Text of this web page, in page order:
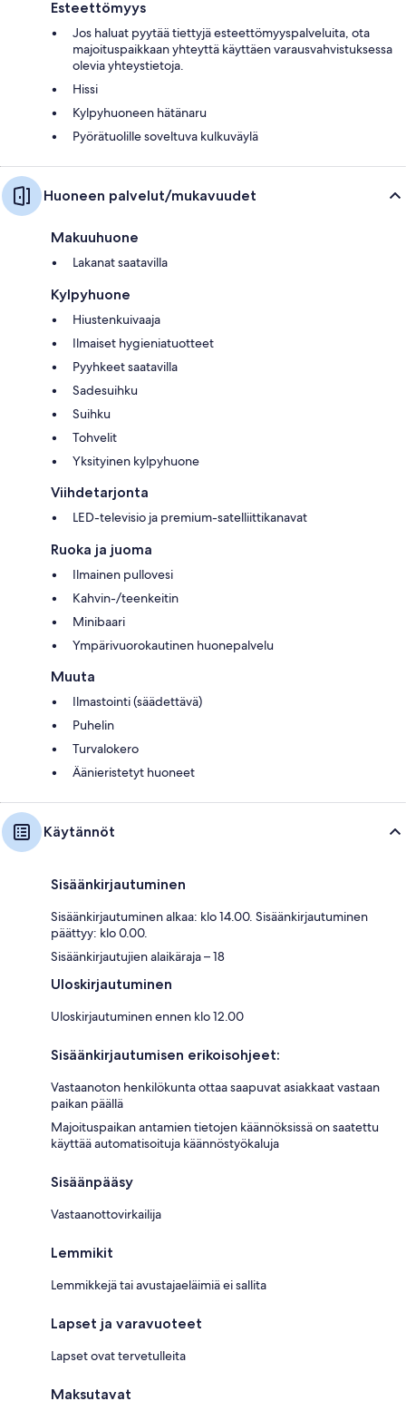
Esteettömyys
Jos haluat pyytää tiettyjä esteettömyyspalveluita, ota
majoituspaikkaan yhteyttä käyttäen varausvahvistuksessa
olevia yhteystietoja.
Hissi
Kylpyhuoneen hätänaru
Pyörätuolille soveltuva kulkuväylä
Huoneen palvelut/mukavuudet
Makuuhuone
Lakanat saatavilla
Kylpyhuone
Hiustenkuivaaja
Ilmaiset hygieniatuotteet
Pyyhkeet saatavilla
Sadesuihku
Suihku
Tohvelit
Yksityinen kylpyhuone
Viihdetarjonta
LED-televisio ja premium-satelliittikanavat
Ruoka ja juoma
Ilmainen pullovesi
Kahvin-/teenkeitin
Minibaari
Ympärivuorokautinen huonepalvelu
Muuta
Ilmastointi (säädettävä)
Puhelin
Turvalokero
Äänieristetyt huoneet
Käytännöt
Sisäänkirjautuminen
Sisäänkirjautuminen alkaa: klo 14.00. Sisäänkirjautuminen
päättyy: klo 0.00.
Sisäänkirjautujien alaikäraja – 18
Uloskirjautuminen
Uloskirjautuminen ennen klo 12.00
Sisäänkirjautumisen erikoisohjeet:
Vastaanoton henkilökunta ottaa saapuvat asiakkaat vastaan
paikan päällä
Majoituspaikan antamien tietojen käännöksissä on saatettu
käyttää automatisoituja käännöstyökaluja
Sisäänpääsy
Vastaanottovirkailija
Lemmikit
Lemmikkejä tai avustajaeläimiä ei sallita
Lapset ja varavuoteet
Lapset ovat tervetulleita
Maksutavat